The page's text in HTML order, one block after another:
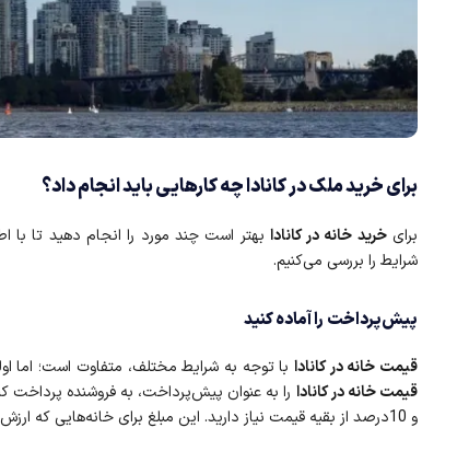
برای خرید ملک در کانادا چه کارهایی باید انجام داد؟
برایخرید خانه در کانادا بهتر است چند مورد را انجام دهید تا
شرایط را بررسی می‌کنیم.
پیش‌پرداخت را آماده کنید
قیمت خانه در کانادا با توجه به شرایط مختلف، متفاوت است؛ اما
قیمت خانه در کانادا
و 10درصد از بقیه قیمت نیاز دارید. این مبلغ برای خانه‌هایی که ارزش آن‌ها از 1 میلیون دلار به بالا است، حداقل 20درصد می‌شود.